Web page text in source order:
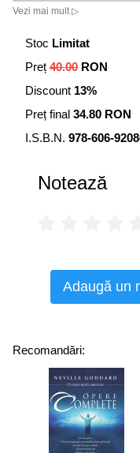
«adevărate» – în
sociale pe care le-a
Ileana Vulpescu
Vezi mai mult ▷
Stoc Limitat
Preț 40.00 RON
Discount 13%
Preț final 34.80 RON
I.S.B.N. 978-606-
Notează
Adaugă un
Recomandări: